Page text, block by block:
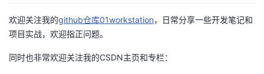
欢迎关注我的github仓库01workstation，日常分享一些开发笔记和
项目实战，欢迎指正问题。
同时也非常欢迎关注我的CSDN主页和专栏：